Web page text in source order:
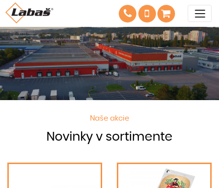
Naše akcie
Novinky v sortimente